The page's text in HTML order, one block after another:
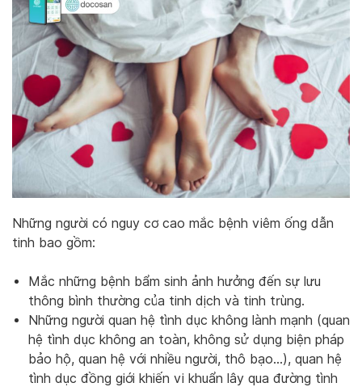
Những người có nguy cơ cao mắc bệnh viêm ống dẫn
tinh bao gồm:
Mắc những bệnh bẩm sinh ảnh hưởng đến sự lưu
thông bình thường của tinh dịch và tinh trùng.
Những người quan hệ tình dục không lành mạnh (quan
hệ tình dục không an toàn, không sử dụng biện pháp
bảo hộ, quan hệ với nhiều người, thô bạo…), quan hệ
tình dục đồng giới khiến vi khuẩn lây qua đường tình